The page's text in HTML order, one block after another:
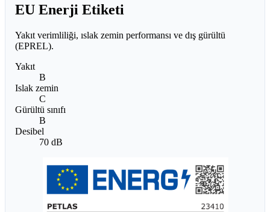
EU Enerji Etiketi
Yakıt verimliliği, ıslak zemin performansı ve dış gürültü
(EPREL).
Yakıt
B
Islak zemin
C
Gürültü sınıfı
B
Desibel
70 dB